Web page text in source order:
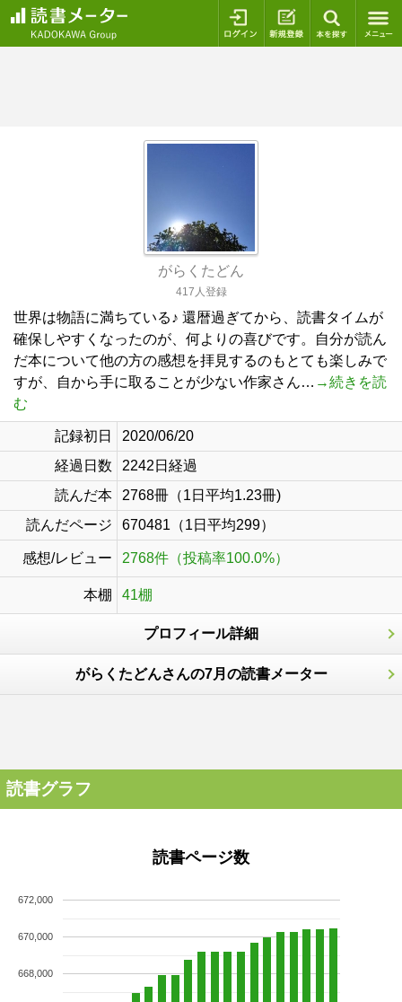
ログイン 新規登録
がらくたどん
417人登録
世界は物語に満ちている♪ 還暦過ぎてから、読書タイムが
確保しやすくなったのが、何よりの喜びです。自分が読ん
だ本について他の方の感想を拝見するのもとても楽しみで
すが、自から手に取ることが少ない作家さん… →続きを読
む
記録初日
2020/06/20
経過日数
2242日経過
読んだ本
2768冊（1日平均1.23冊)
読んだページ
670481（1日平均299）
感想/レビュー 2768件（投稿率100.0%）
本棚 41棚
プロフィール詳細
がらくたどんさんの7月の読書メーター
読書グラフ
読書ページ数
668,000
670,000
672,000